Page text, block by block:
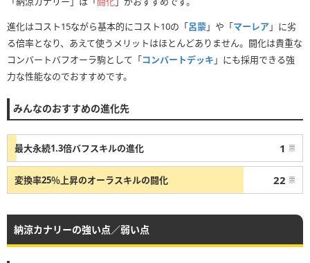
進化はコスト15ながら基本的にコスト10の「呂蒙」や「マーレア」に劣
る倍率となり、あえて使うメリットはほとんどありません。闘化は貴重な
コンバートバフオーラ駒として「コンバートデッキ 」にも採用できる強
力な性能なのでおすすめです。
みんなのおすすめの進化先
最大永続1.3倍バフスキルの進化 1 票
変換率25％上昇のオーラスキルの闘化 22 票
納涼カナリーの強い点／弱い点